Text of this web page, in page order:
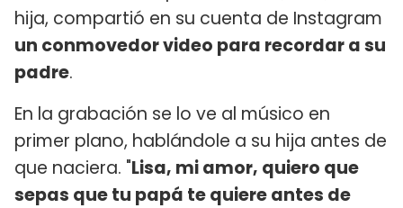
hija, compartió en su cuenta de Instagram
un conmovedor video para recordar a su
padre.
En la grabación se lo ve al músico en
primer plano, hablándole a su hija antes de
que naciera. "Lisa, mi amor, quiero que
sepas que tu papá te quiere antes de